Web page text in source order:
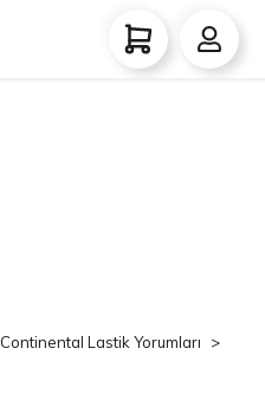
Continental Lastik Yorumları